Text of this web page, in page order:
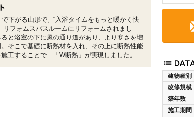
建物種別
改修規模
築年数
施工期間
下がる山形で、“入浴タイムをもっと暖かく快
リフォムスバスルームにリフォームされまし
と浴室の下に風の通り道があり、より寒さを増
そこで基礎に断熱材を入れ、その上に断熱性能
工することで、「W断熱」が実現しました。